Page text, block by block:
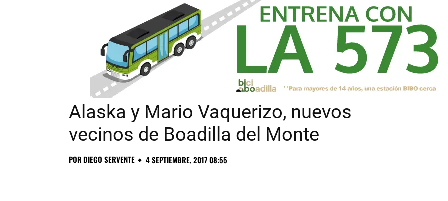
Alaska y Mario Vaquerizo, nuevos
vecinos de Boadilla del Monte
PORDIEGO SERVENTE 4 SEPTIEMBRE, 2017 08:55